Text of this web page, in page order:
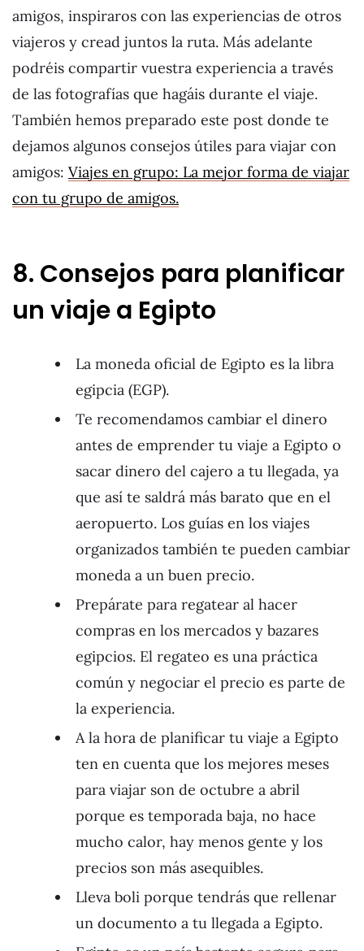
amigos, inspiraros con las experiencias de otros
viajeros y cread juntos la ruta. Más adelante
podréis compartir vuestra experiencia a través
de las fotografías que hagáis durante el viaje.
También hemos preparado este post donde te
dejamos algunos consejos útiles para viajar con
amigos: Viajes en grupo: La mejor forma de viajar
con tu grupo de amigos.
8. Consejos para planificar
un viaje a Egipto
La moneda oficial de Egipto es la libra
egipcia (EGP).
Te recomendamos cambiar el dinero
antes de emprender tu viaje a Egipto o
sacar dinero del cajero a tu llegada, ya
que así te saldrá más barato que en el
aeropuerto. Los guías en los viajes
organizados también te pueden cambiar
moneda a un buen precio.
Prepárate para regatear al hacer
compras en los mercados y bazares
egipcios. El regateo es una práctica
común y negociar el precio es parte de
la experiencia.
A la hora de planificar tu viaje a Egipto
ten en cuenta que los mejores meses
para viajar son de octubre a abril
porque es temporada baja, no hace
mucho calor, hay menos gente y los
precios son más asequibles.
Lleva boli porque tendrás que rellenar
un documento a tu llegada a Egipto.